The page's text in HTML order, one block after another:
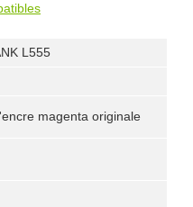
L555
magenta originale